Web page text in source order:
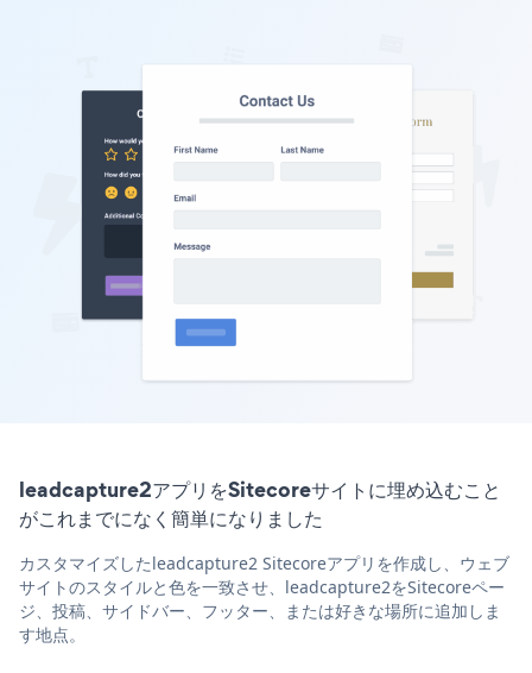
leadcapture2アプリをSitecoreサイトに埋め込むこと
がこれまでになく簡単になりました
カスタマイズしたleadcapture2 Sitecoreアプリを作成し、ウェブ
サイトのスタイルと色を一致させ、leadcapture2をSitecoreペー
ジ、投稿、サイドバー、フッター、または好きな場所に追加しま
す地点。